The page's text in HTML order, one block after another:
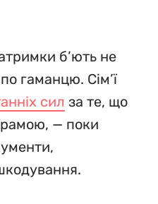
б’ють не
гаманцю. Сім’ї
сил за те, що
— поки